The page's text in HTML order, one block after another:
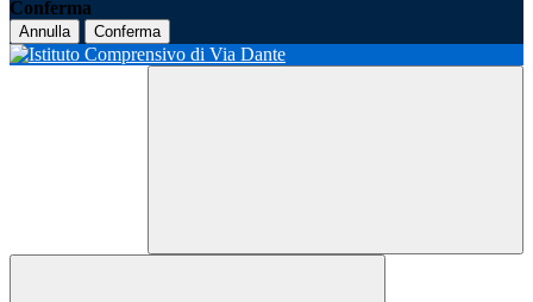
Conferma
Annulla Conferma